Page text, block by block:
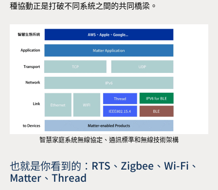
種協動正是打破不同系統之間的共同橋梁。
智慧家庭系統無線協定、通訊標準和無線技術架構
也就是你看到的：RTS、Zigbee、Wi-Fi、
Matter、Thread